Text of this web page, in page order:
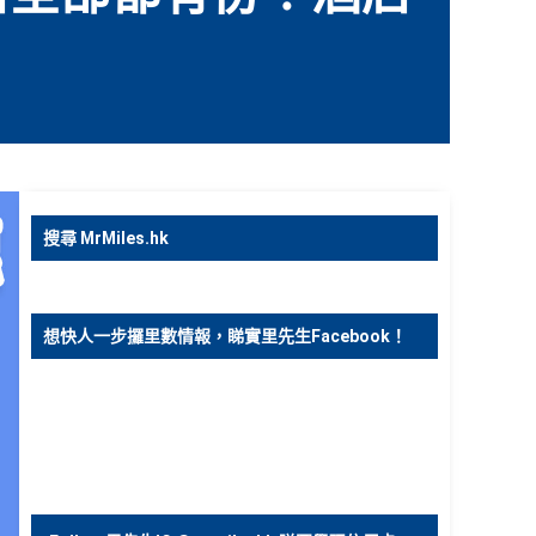
搜尋 MrMiles.hk
想快人一步攞里數情報，睇實里先生Facebook！